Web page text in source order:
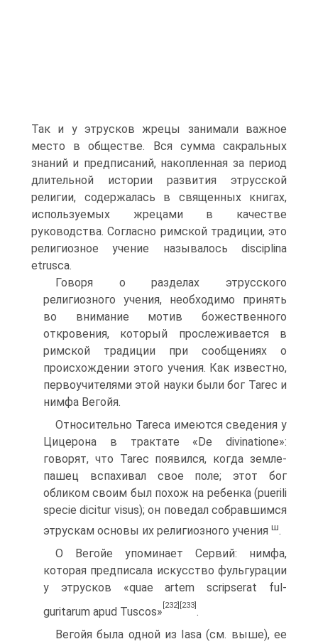
Так и у этрусков жрецы занимали важное
место в обществе. Вся сумма сакральных
знаний и предписаний, накопленная за пе­риод
длительной истории развития этрусской
религии, содер­жалась в священных книгах,
используемых жрецами в качестве
руководства. Согласно римской традиции, это
религиозное учение называлось disciplina
etrusca.
Говоря о разделах этрусского
религиозного учения, необ­ходимо принять
во внимание мотив божественного
откровения, который прослеживается в
римской традиции при сообщениях о
происхождении этого учения. Как известно,
первоучителями этой науки были бог Tarec и
нимфа Вегойя.
Относительно Tareca имеются сведения у
Цицерона в трак­тате «De divinatione»:
говорят, что Tarec появился, когда земле­
пашец вспахивал свое поле; этот бог
обликом своим был похож на ребенка (puerili
specie dicitur visus); он поведал собравшимся
этрускам основы их религиозного учения ш.
О Beгойе упоминает Сервий: нимфа,
которая предписала искусство фульгурации
у этрусков «quae artem scripserat ful-
guritarum apud Tuscos»
[232] [233]
.
Вегойя была одной из Iasa (см. выше), ее